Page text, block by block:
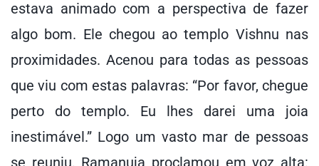
estava animado com a perspectiva de fazer
algo bom. Ele chegou ao templo Vishnu nas
proximidades. Acenou para todas as pessoas
que viu com estas palavras: “Por favor, chegue
perto do templo. Eu lhes darei uma joia
inestimável.” Logo um vasto mar de pessoas